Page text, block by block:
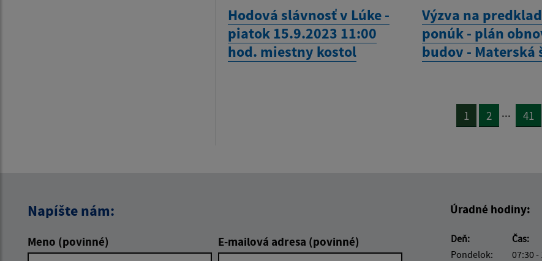
Hodová slávnosť v Lúke -
piatok 15.9.2023 11:00
hod. miestny kostol
Výzva na
ponúk - plán
budov - Materská
1 2 ... 41
Napíšte nám:
Meno (povinné) E-mailová adresa (povinné)
Úradné hodiny:
Deň:
Čas:
Pondelok:
07:30 -